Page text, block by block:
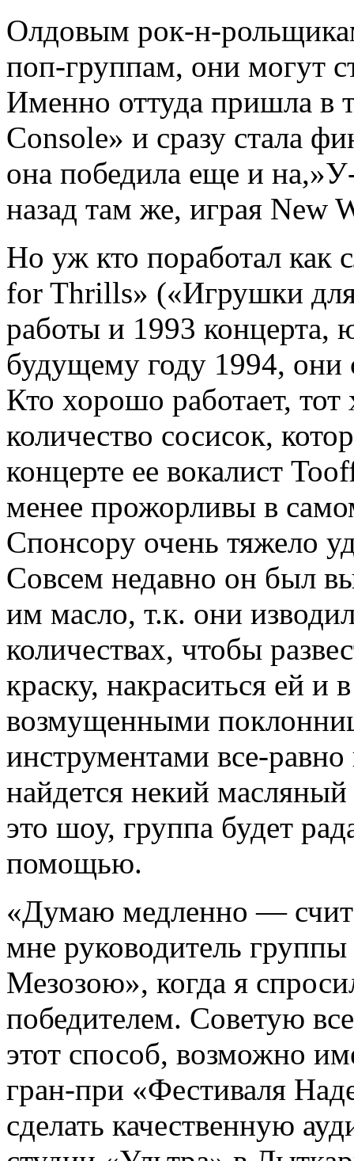
Олдовым рок-н-
поп-группам, они могут
Именно оттуда пришла в
Console» и сразу стала
она победила еще и
назад там же, играя New
Но уж кто поработал как
for Thrills» («Игрушки для
работы и 1993
будущему году 1994, они
Кто хорошо работает,
количество сосисок,
концерте ее вокалист
менее прожорливы в
Спонсору очень тяжело
Совсем недавно он был
им масло, т.к. они
количествах, чтобы
краску, накраситься ей и
возмущенными
инструментами все-
найдется некий
это шоу, группа будет
помощью.
«Думаю медленно —
мне руководитель
Мезозою», когда я
победителем. Советую
этот способ, возможно
гран-при «Фестиваля
сделать качественную